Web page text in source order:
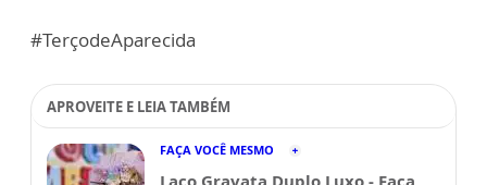
#TerçodeAparecida
APROVEITE E LEIA TAMBÉM
FAÇA VOCÊ MESMO